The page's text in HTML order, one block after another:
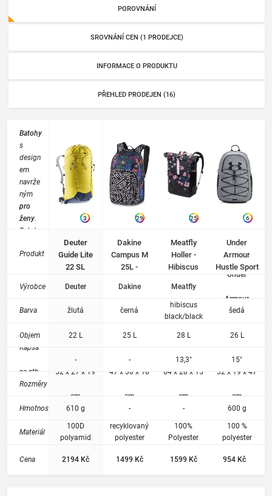
POROVNÁNÍ
SROVNÁNÍ CEN (1 PRODEJCE)
INFORMACE O PRODUKTU
PŘEHLED PRODEJEN (16)
Batohy
s
design
em
navrže
ným
pro
ženy.
Batoh
tělocvi
na
od
módníc
ů jsou
ny v
batohy
Produkt
Výrobce
Barva
Objem
Kapsa
na ntb.
Rozměry
Hmotnost
Materiál
Cena
3
Deuter
Guide Lite
22 SL
navy
Deuter
žlutá
22 L
-
52 x 27 x 19
cm
610 g
100D
polyamid
630D
2194 Kč
29
Dakine
Campus M
25L -
Tropidelic
Dakine
černá
25 L
-
47 x 30 x 18
cm
-
recyklovaný
polyester
1499 Kč
25
Meatfly
Holler -
Hibiscus
Meatfly
hibiscus
black/black
28 L
13,3"
64 x 28 x 15
cm
-
100%
Polyester
1599 Kč
6
Under
Armour
Hustle Sport
Backpack -
Heather
Under
Armour
šedá
26 L
15"
32 x 19 x 47
cm
600 g
100 %
polyester
954 Kč